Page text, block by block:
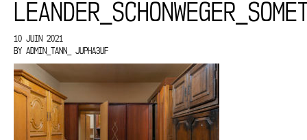
10 JUIN 2021
BY ADMIN_TANN_ JUPHA3UF